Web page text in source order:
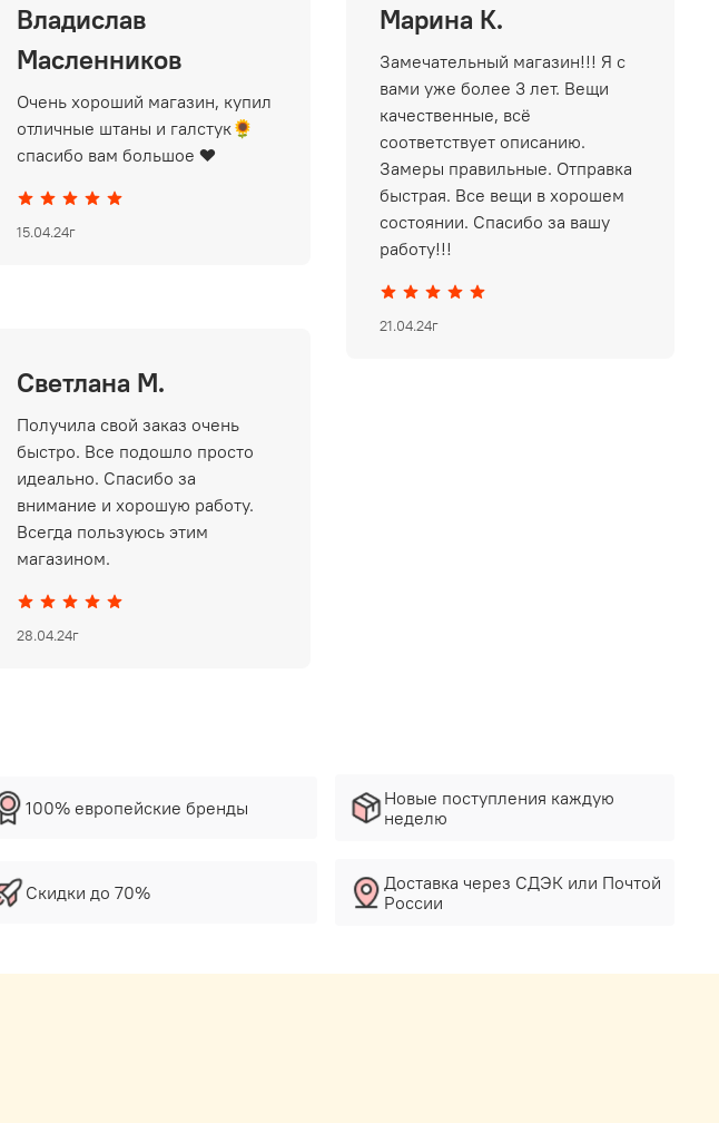
Владислав
Масленников
Очень хороший магазин, купил
отличные штаны и галстук🌻
спасибо вам большое ❤️
15.04.24г
Марина К.
Замечательный магазин!!! Я с
вами уже более 3 лет. Вещи
качественные, всё
соответствует описанию.
Замеры правильные. Отправка
быстрая. Все вещи в хорошем
состоянии. Спасибо за вашу
работу!!!
21.04.24г
Светлана М.
Получила свой заказ очень
быстро. Все подошло просто
идеально. Спасибо за
внимание и хорошую работу.
Всегда пользуюсь этим
магазином.
28.04.24г
100% европейские бренды
Скидки до 70%
Новые поступления каждую
неделю
Доставка через СДЭК или Почтой
России